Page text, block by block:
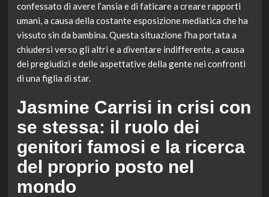
confessato di avere l’ansia e di faticare a creare rapporti
umani, a causa della costante esposizione mediatica che ha
vissuto sin da bambina. Questa situazione l’ha portata a
chiudersi verso gli altri e a diventare indifferente, a causa
dei pregiudizi e delle aspettative della gente nei confronti
di una figlia di star.
Jasmine Carrisi in crisi con
se stessa: il ruolo dei
genitori famosi e la ricerca
del proprio posto nel
mondo